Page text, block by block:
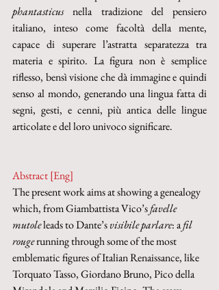
phantasticus nella tradizione del pensiero
italiano, inteso come facoltà della mente,
capace di superare l’astratta separatezza tra
materia e spirito. La figura non è semplice
riflesso, bensì visione che dà immagine e quindi
senso al mondo, generando una lingua fatta di
segni, gesti, e cenni, più antica delle lingue
articolate e del loro univoco significare.
Abstract [Eng]
The present work aims at showing a genealogy
which, from Giambattista Vico’s favelle
mutole leads to Dante’s visibile parlare: a fil
rouge running through some of the most
emblematic figures of Italian Renaissance, like
Torquato Tasso, Giordano Bruno, Pico della